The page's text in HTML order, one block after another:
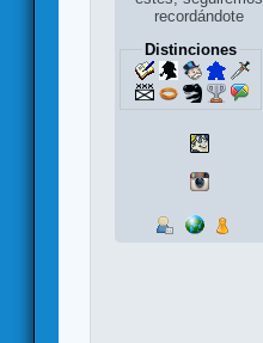
recordándote
Distinciones